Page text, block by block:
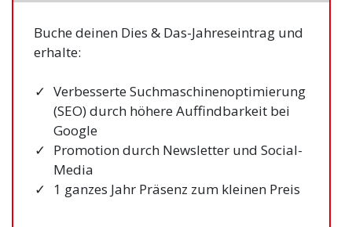
Buche deinen Dies & Das-Jahreseintrag und
erhalte:
Verbesserte Suchmaschinenoptimierung
(SEO) durch höhere Auffindbarkeit bei
Google
Promotion durch Newsletter und Social-
Media
1 ganzes Jahr Präsenz zum kleinen Preis